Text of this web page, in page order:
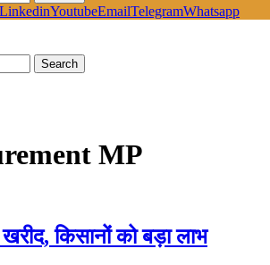
LinkedinYoutubeEmailTelegramWhatsapp
Search
MP
किसानों को बड़ा लाभ